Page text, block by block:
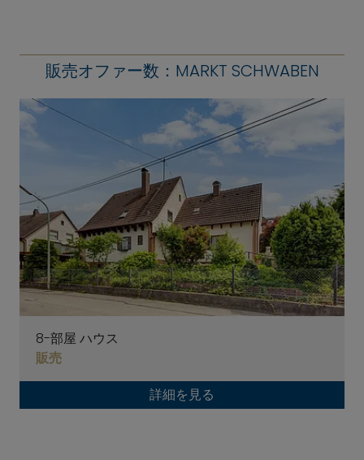
販売オファー数：MARKT SCHWABEN
8-部屋 ハウス
販売
詳細を見る